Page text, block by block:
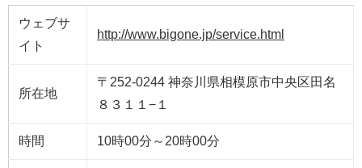
ウェブサ
イト
http://www.bigone.jp/service.html
所在地
〒252-0244 神奈川県相模原市中央区田名
８３１１−１
時間 10時00分～20時00分